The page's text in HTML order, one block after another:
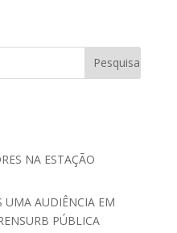
NA ESTAÇÃO
UMA AUDIÊNCIA EM
PÚBLICA